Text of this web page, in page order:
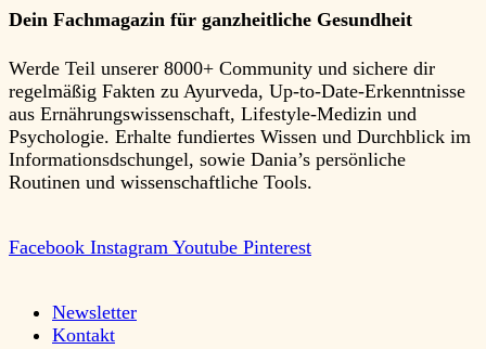
Dein Fachmagazin für ganzheitliche Gesundheit
Werde Teil unserer 8000+ Community und sichere dir
regelmäßig Fakten zu Ayurveda, Up-to-Date-Erkenntnisse
aus Ernährungswissenschaft, Lifestyle-Medizin und
Psychologie. Erhalte fundiertes Wissen und Durchblick im
Informationsdschungel, sowie Dania’s persönliche
Routinen und wissenschaftliche Tools.
Facebook Instagram Youtube Pinterest
Newsletter
Kontakt